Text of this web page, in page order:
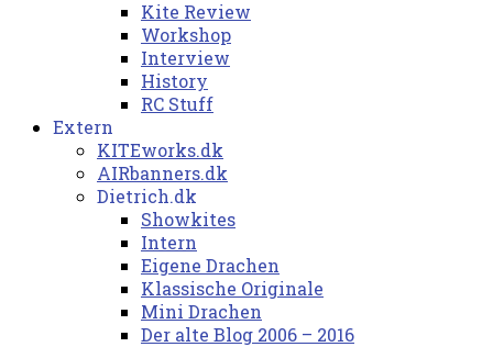
Kite Review
Workshop
Interview
History
RC Stuff
Extern
KITEworks.dk
AIRbanners.dk
Dietrich.dk
Showkites
Intern
Eigene Drachen
Klassische Originale
Mini Drachen
Der alte Blog 2006 – 2016